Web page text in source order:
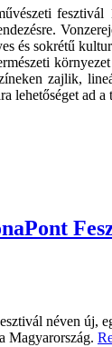
és sokrétű
zajlik,
lehetőséget ad
néven új,
Magyarország.